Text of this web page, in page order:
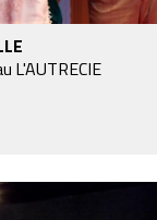
L'AUTRECIE